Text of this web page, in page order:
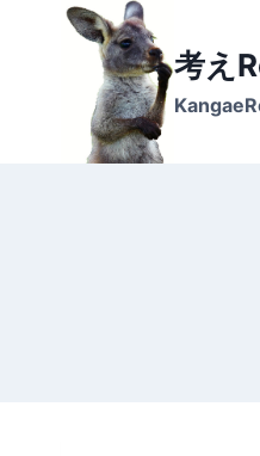
考え